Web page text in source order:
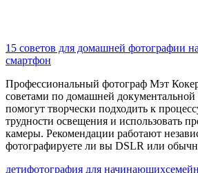
15 советов для домашней фотографии
смартфон
Профессиональный фотограф Мэт
советами по домашней документальной
помогут творчески подходить к
трудности освещения и использовать
камеры. Рекомендации работают
фотографируете ли вы DSLR или
детифотография для начинающих